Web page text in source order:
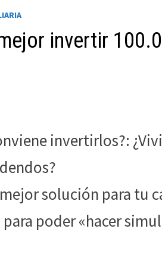
invertir
invertirlos?:
solución para tu
para poder «hacer